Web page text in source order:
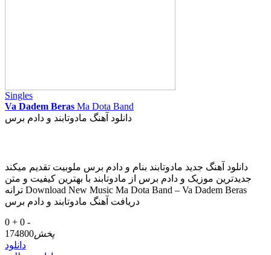
Singles
Va Dadem Beras Ma Dota Band
دانلود آهنگ مادوتابند و دادم برس
دانلود آهنگ جدید مادوتابند بنام و دادم برس ملوبیت تقدیم میکند
جدیدترین موزیک و دادم برس از مادوتابند با بهترین کیفیت و متن
ترانه Download New Music Ma Dota Band – Va Dadem Beras
دریافت آهنگ مادوتابند و دادم برس
0 + 0 -
پخش174800
دانلود